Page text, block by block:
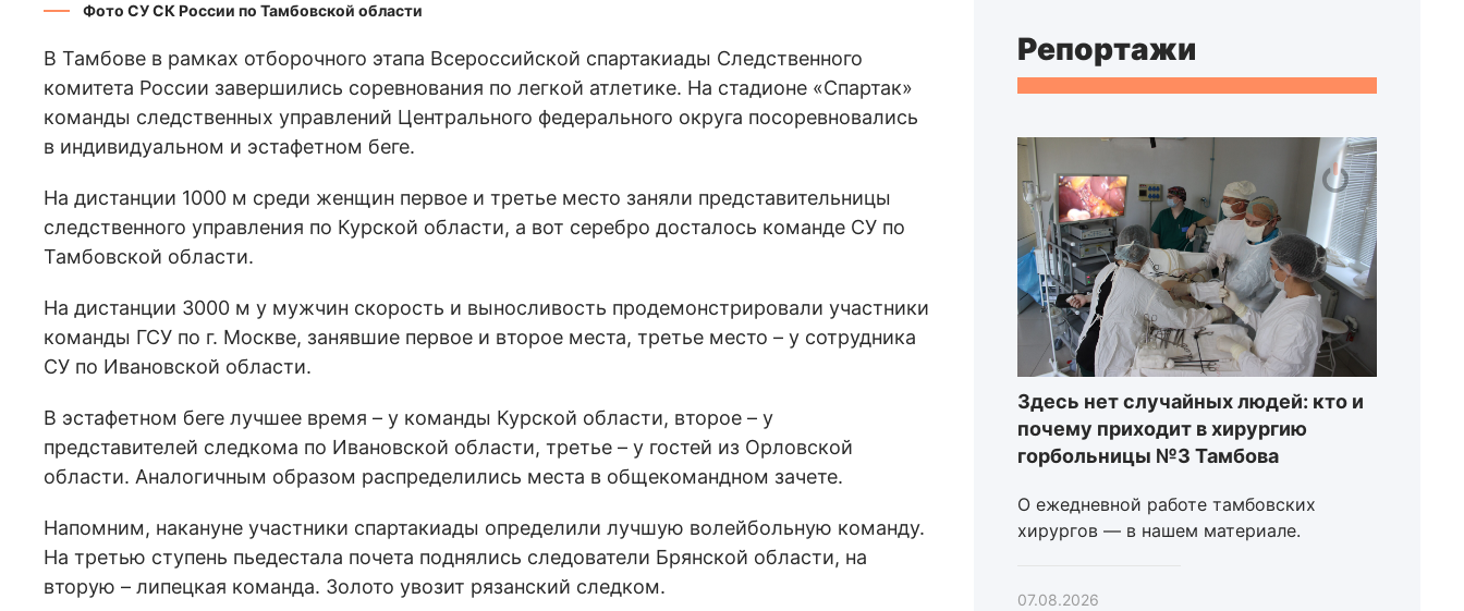
Фото СУ СК России по Тамбовской области
В Тамбове в рамках отборочного этапа Всероссийской спартакиады Следственного
комитета России завершились соревнования по легкой атлетике. На стадионе «Спартак»
команды следственных управлений Центрального федерального округа посоревновались
в индивидуальном и эстафетном беге.
На дистанции 1000 м среди женщин первое и третье место заняли представительницы
следственного управления по Курской области, а вот серебро досталось команде СУ по
Тамбовской области.
На дистанции 3000 м у мужчин скорость и выносливость продемонстрировали участники
команды ГСУ по г. Москве, занявшие первое и второе места, третье место – у сотрудника
СУ по Ивановской области.
В эстафетном беге лучшее время – у команды Курской области, второе – у
представителей следкома по Ивановской области, третье – у гостей из Орловской
области. Аналогичным образом распределились места в общекомандном зачете.
Напомним, накануне участники спартакиады определили лучшую волейбольную команду.
На третью ступень пьедестала почета поднялись следователи Брянской области, на
вторую – липецкая команда. Золото увозит рязанский следком.
Репортажи
Здесь нет случайных людей: кто и
почему приходит в хирургию
горбольницы №3 Тамбова
О ежедневной работе тамбовских
хирургов — в нашем материале.
07.08.2026